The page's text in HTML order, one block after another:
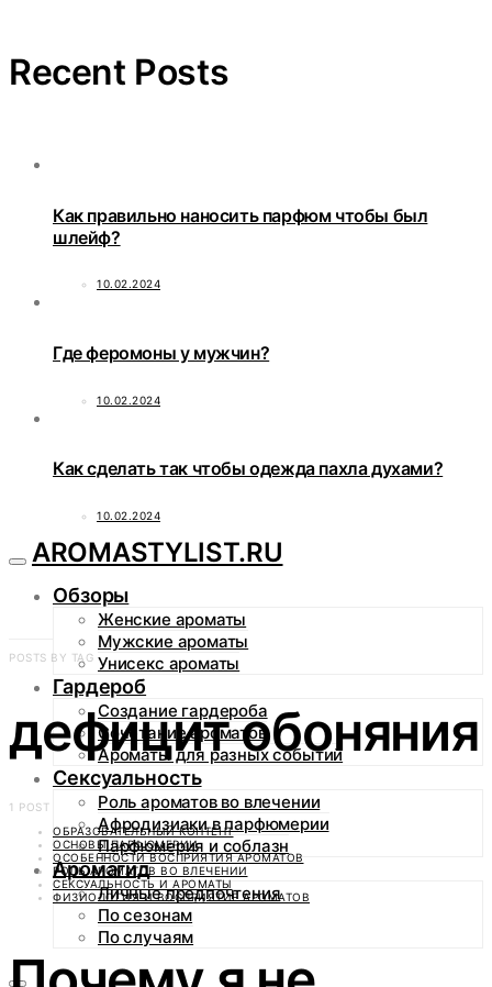
Recent Posts
Как правильно наносить парфюм чтобы был
шлейф?
10.02.2024
Где феромоны у мужчин?
10.02.2024
Как сделать так чтобы одежда пахла духами?
10.02.2024
AROMASTYLIST.RU
Обзоры
Женские ароматы
Мужские ароматы
Унисекс ароматы
Гардероб
Создание гардероба
Сочетание ароматов
Ароматы для разных событий
Сексуальность
Роль ароматов во влечении
Афродизиаки в парфюмерии
Парфюмерия и соблазн
Аромагид
Личные предпочтения
По сезонам
По случаям
POSTS BY TAG
дефицит обоняния
1 POST
ОБРАЗОВАТЕЛЬНЫЙ КОНТЕНТ
ОСНОВЫ ПАРФЮМЕРИИ
ОСОБЕННОСТИ ВОСПРИЯТИЯ АРОМАТОВ
РОЛЬ АРОМАТОВ ВО ВЛЕЧЕНИИ
СЕКСУАЛЬНОСТЬ И АРОМАТЫ
ФИЗИОЛОГИЯ И ВОСПРИЯТИЕ АРОМАТОВ